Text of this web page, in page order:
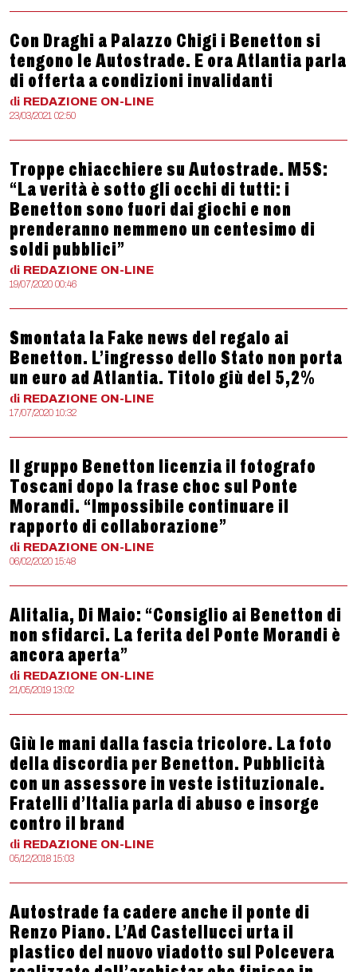
Con Draghi a Palazzo Chigi i Benetton si
tengono le Autostrade. E ora Atlantia parla
di offerta a condizioni invalidanti
di REDAZIONE ON-LINE
23/03/2021 02:50
Troppe chiacchiere su Autostrade. M5S:
“La verità è sotto gli occhi di tutti: i
Benetton sono fuori dai giochi e non
prenderanno nemmeno un centesimo di
soldi pubblici”
di REDAZIONE ON-LINE
19/07/2020 00:46
Smontata la Fake news del regalo ai
Benetton. L’ingresso dello Stato non porta
un euro ad Atlantia. Titolo giù del 5,2%
di REDAZIONE ON-LINE
17/07/2020 10:32
Il gruppo Benetton licenzia il fotografo
Toscani dopo la frase choc sul Ponte
Morandi. “Impossibile continuare il
rapporto di collaborazione”
di REDAZIONE ON-LINE
06/02/2020 15:48
Alitalia, Di Maio: “Consiglio ai Benetton di
non sfidarci. La ferita del Ponte Morandi è
ancora aperta”
di REDAZIONE ON-LINE
21/05/2019 13:02
Giù le mani dalla fascia tricolore. La foto
della discordia per Benetton. Pubblicità
con un assessore in veste istituzionale.
Fratelli d’Italia parla di abuso e insorge
contro il brand
di REDAZIONE ON-LINE
05/12/2018 15:03
Autostrade fa cadere anche il ponte di
Renzo Piano. L’Ad Castellucci urta il
plastico del nuovo viadotto sul Polcevera